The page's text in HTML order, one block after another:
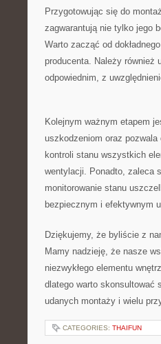
Przygotowując się do
zagwarantują nie tylko jego
Warto zacząć od
producenta. Należy również
odpowiednim, z⁣
Kolejnym ważnym etapem
uszkodzeniom oraz
‍kontroli stanu wszystkich
wentylacji. Ponadto, ‍zaleca
monitorowanie stanu
bezpiecznym i efektywnym
Dziękujemy, że ‌byliście z
⁣Mamy nadzieję, że nasze​
niezwykłego⁣ elementu
dlatego warto skonsultować
udanych montaży i wielu
CATEGORIES: THAIFUN